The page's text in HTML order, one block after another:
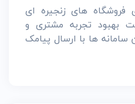
های زنجیره ای
بهبود تجربه مشتری و
ها با ارسال پیامک